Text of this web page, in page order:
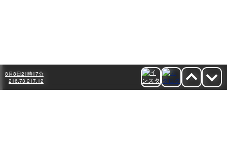
8月8日21時18分
216.73.217.12
8月8日21時17分
216.73.217.12